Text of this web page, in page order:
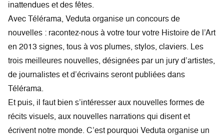
inattendues et des fêtes.
Avec Télérama, Veduta organise un concours de
nouvelles : racontez-nous à votre tour votre Histoire de l’Art
en 2013 signes, tous à vos plumes, stylos, claviers. Les
trois meilleures nouvelles, désignées par un jury d’artistes,
de journalistes et d’écrivains seront publiées dans
Télérama.
Et puis, il faut bien s’intéresser aux nouvelles formes de
récits visuels, aux nouvelles narrations qui disent et
écrivent notre monde. C’est pourquoi Veduta organise un